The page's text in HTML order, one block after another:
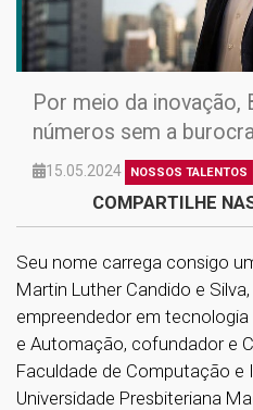
Por meio da inovação,
números sem a
15.05.2024 NOSSOS TALENTOS
COMPARTILHE
Seu nome carrega consigo
Martin Luther Candido e
empreendedor em
e Automação, cofundador e
Faculdade de Computação e
Universidade Presbiteriana